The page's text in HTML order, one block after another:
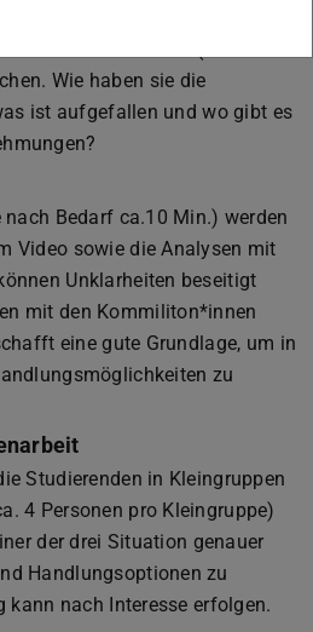
die Studierenden 10
Wie haben sie die
ist aufgefallen und wo gibt es
nach Bedarf ca.10 Min.) werden
Video sowie die Analysen mit
Unklarheiten beseitigt
mit den Kommiliton*innen
eine gute Grundlage, um in
zu
Studierenden in Kleingruppen
4 Personen pro Kleingruppe)
der drei Situation genauer
Handlungsoptionen zu
kann nach Interesse erfolgen.